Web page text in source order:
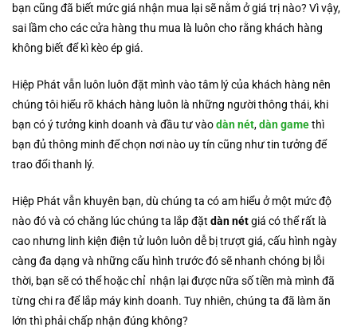
bạn cũng đã biết mức giá nhận mua lại sẽ nằm ở giá trị nào? Vì vậy,
sai lầm cho các cửa hàng thu mua là luôn cho rằng khách hàng
không biết để kì kèo ép giá.
Hiệp Phát vẫn luôn luôn đặt mình vào tâm lý của khách hàng nên
chúng tôi hiểu rõ khách hàng luôn là những người thông thái, khi
bạn có ý tưởng kinh doanh và đầu tư vàodàn nét,dàn gamethì
bạn đủ thông minh để chọn nơi nào uy tín cũng như tin tưởng để
trao đổi thanh lý.
Hiệp Phát vẫn khuyên bạn, dù chúng ta có am hiểu ở một mức độ
nào đó và có chăng lúc chúng ta lắp đặt dàn nétgiá có thể rất là
cao nhưng linh kiện điện tử luôn luôn dễ bị trượt giá, cấu hình ngày
càng đa dạng và những cấu hình trước đó sẽ nhanh chóng bị lỗi
thời, bạn sẽ có thể hoặc chỉ nhận lại được nữa số tiền mà mình đã
từng chi ra để lắp máy kinh doanh. Tuy nhiên, chúng ta đã làm ăn
lớn thì phải chấp nhận đúng không?